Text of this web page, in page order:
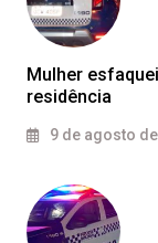
Mulher
residência
9 de agosto